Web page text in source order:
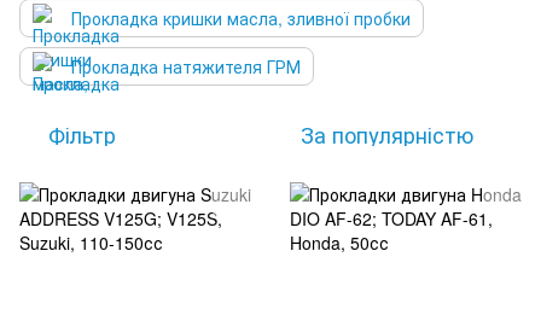
Прокладка кришки масла, зливної пробки
Прокладка натяжителя ГРМ
Фільтр За популярністю